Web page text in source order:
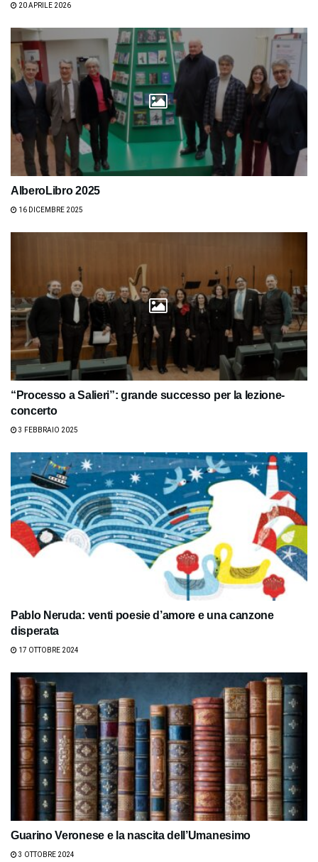
20 APRILE 2026
AlberoLibro 2025
16 DICEMBRE 2025
“Processo a Salieri”: grande successo per la lezione-
concerto
3 FEBBRAIO 2025
Pablo Neruda: venti poesie d’amore e una canzone
disperata
17 OTTOBRE 2024
Guarino Veronese e la nascita dell’Umanesimo
3 OTTOBRE 2024